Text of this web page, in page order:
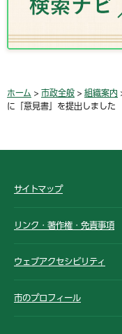
ホーム > 市政全般 > 組織案内
に「意見書」を提出しました
サイトマップ
リンク・著作権・免責事項
ウェブアクセシビリティ
市のプロフィール